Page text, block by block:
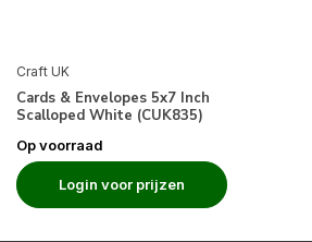
Craft UK
Cards & Envelopes 5x7 Inch
Scalloped White (CUK835)
Op voorraad
Login voor prijzen